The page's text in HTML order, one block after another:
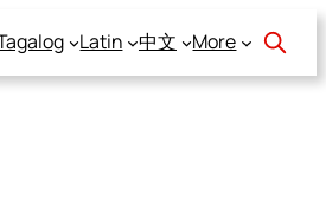
Latin 中文 More